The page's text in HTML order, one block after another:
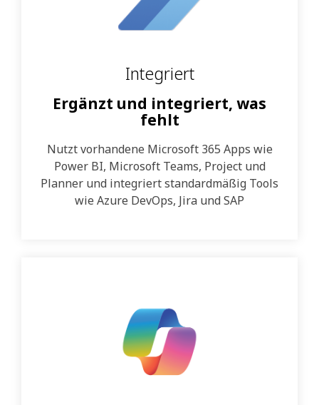
Integriert
Ergänzt und integriert, was
fehlt
Nutzt vorhandene Microsoft 365 Apps wie
Power BI, Microsoft Teams, Project und
Planner und integriert standardmäßig Tools
wie Azure DevOps, Jira und SAP